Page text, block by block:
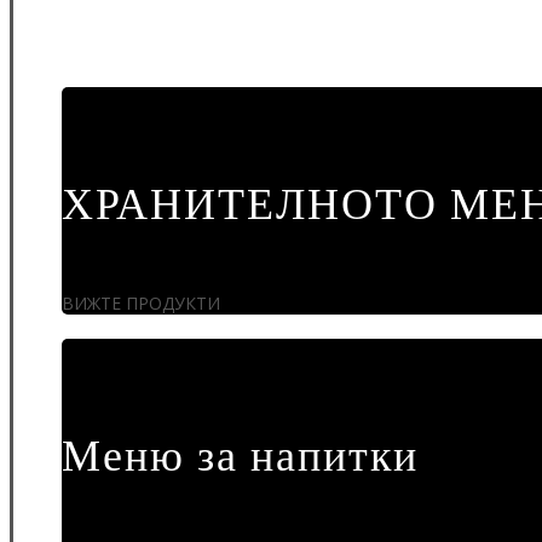
ХРАНИТЕЛНОТО
ВИЖТЕ ПРОДУКТИ
Меню за напитки